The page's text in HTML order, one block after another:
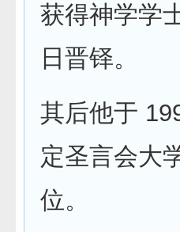
获得神学学
日晋铎。
其后他于
定圣言会大
位。